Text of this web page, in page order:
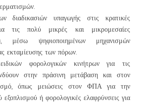
υπαγωγής στις κρατικές
τις πολύ μικρές και μικρομεσαίες
μέσω ψηφιοποιημένων μηχανισμών
εκταμίευσης των πόρων.
φορολογικών κινήτρων για τις
στην πράσινη μετάβαση και στον
όπως μειώσεις στον ΦΠΑ για την
εξοπλισμού ή φορολογικές ελαφρύνσεις για